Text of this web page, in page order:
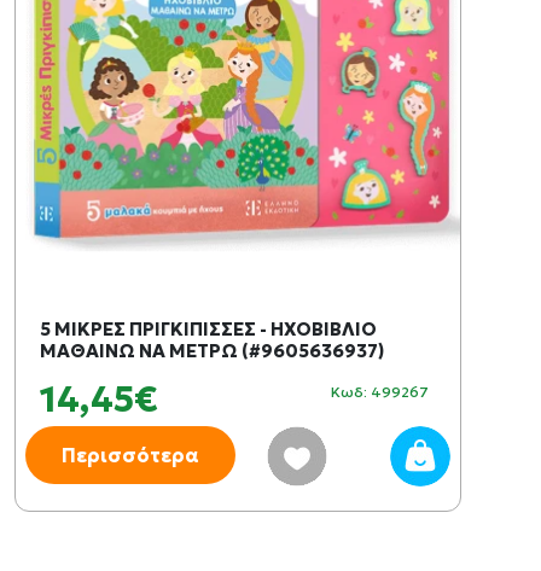
5 ΜΙΚΡΕΣ ΠΡΙΓΚΙΠΙΣΣΕΣ - ΗΧΟΒΙΒΛΙΟ
ΜΑΘΑΙΝΩ ΝΑ ΜΕΤΡΩ (#9605636937)
14,45€ Κωδ: 499267
Περισσότερα